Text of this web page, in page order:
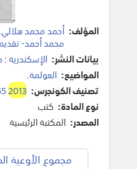
المؤلف: أحمد محمد هلالي.
محمد أحمد-
بيانات النشر: الإسكندرية:
المواضيع: العولمة.
تصنيف الكونجرس: 2013
نوع المادة: كتب
المصدر: المكتبة الرئيسية
مجموع الأوعية